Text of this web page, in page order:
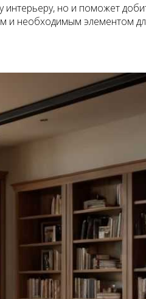
интерьеру, но и поможет
и необходимым элементом